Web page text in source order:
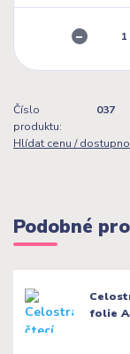
Číslo
produktu:
037
Hlídat cenu /
Podobné
folie